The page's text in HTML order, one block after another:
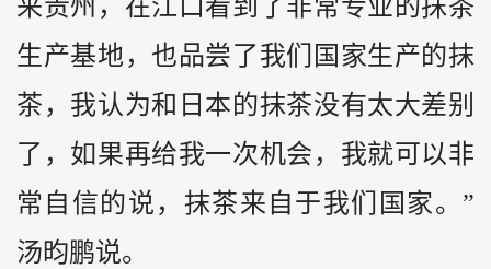
来贵州，在江口看到了非常专业的抹茶
生产基地，也品尝了我们国家生产的抹
茶，我认为和日本的抹茶没有太大差别
了，如果再给我一次机会，我就可以非
常自信的说，抹茶来自于我们国家。”
汤昀鹏说。